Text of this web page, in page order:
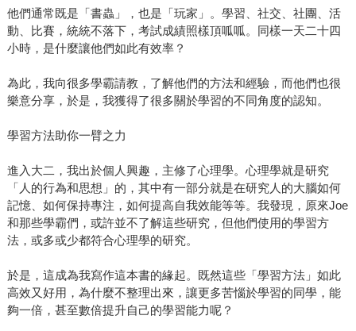
他們通常既是「書蟲」，也是「玩家」。學習、社交、社團、活
動、比賽，統統不落下，考試成績照樣頂呱呱。同樣一天二十四
小時，是什麼讓他們如此有效率？
為此，我向很多學霸請教，了解他們的方法和經驗，而他們也很
樂意分享，於是，我獲得了很多關於學習的不同角度的認知。
學習方法助你一臂之力
進入大二，我出於個人興趣，主修了心理學。心理學就是研究
「人的行為和思想」的，其中有一部分就是在研究人的大腦如何
記憶、如何保持專注，如何提高自我效能等等。我發現，原來Joe
和那些學霸們，或許並不了解這些研究，但他們使用的學習方
法，或多或少都符合心理學的研究。
於是，這成為我寫作這本書的緣起。既然這些「學習方法」如此
高效又好用，為什麼不整理出來，讓更多苦惱於學習的同學，能
夠一倍，甚至數倍提升自己的學習能力呢？